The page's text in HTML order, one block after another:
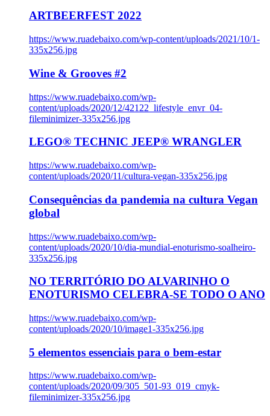
ARTBEERFEST 2022
https://www.ruadebaixo.com/wp-content/uploads/2021/10/1-
335x256.jpg
Wine & Grooves #2
https://www.ruadebaixo.com/wp-
content/uploads/2020/12/42122_lifestyle_envr_04-
fileminimizer-335x256.jpg
LEGO® TECHNIC JEEP® WRANGLER
https://www.ruadebaixo.com/wp-
content/uploads/2020/11/cultura-vegan-335x256.jpg
Consequências da pandemia na cultura Vegan
global
https://www.ruadebaixo.com/wp-
content/uploads/2020/10/dia-mundial-enoturismo-soalheiro-
335x256.jpg
NO TERRITÓRIO DO ALVARINHO O
ENOTURISMO CELEBRA-SE TODO O ANO
https://www.ruadebaixo.com/wp-
content/uploads/2020/10/image1-335x256.jpg
5 elementos essenciais para o bem-estar
https://www.ruadebaixo.com/wp-
content/uploads/2020/09/305_501-93_019_cmyk-
fileminimizer-335x256.jpg